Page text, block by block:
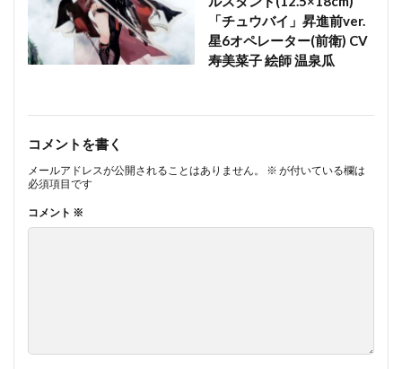
「チュウバイ」昇進前ver.
星6オペレーター(前衛) CV
寿美菜子 絵師 温泉瓜
コメントを書く
メールアドレスが公開されることはありません。 ※ が付いている欄は
必須項目です
コメント ※